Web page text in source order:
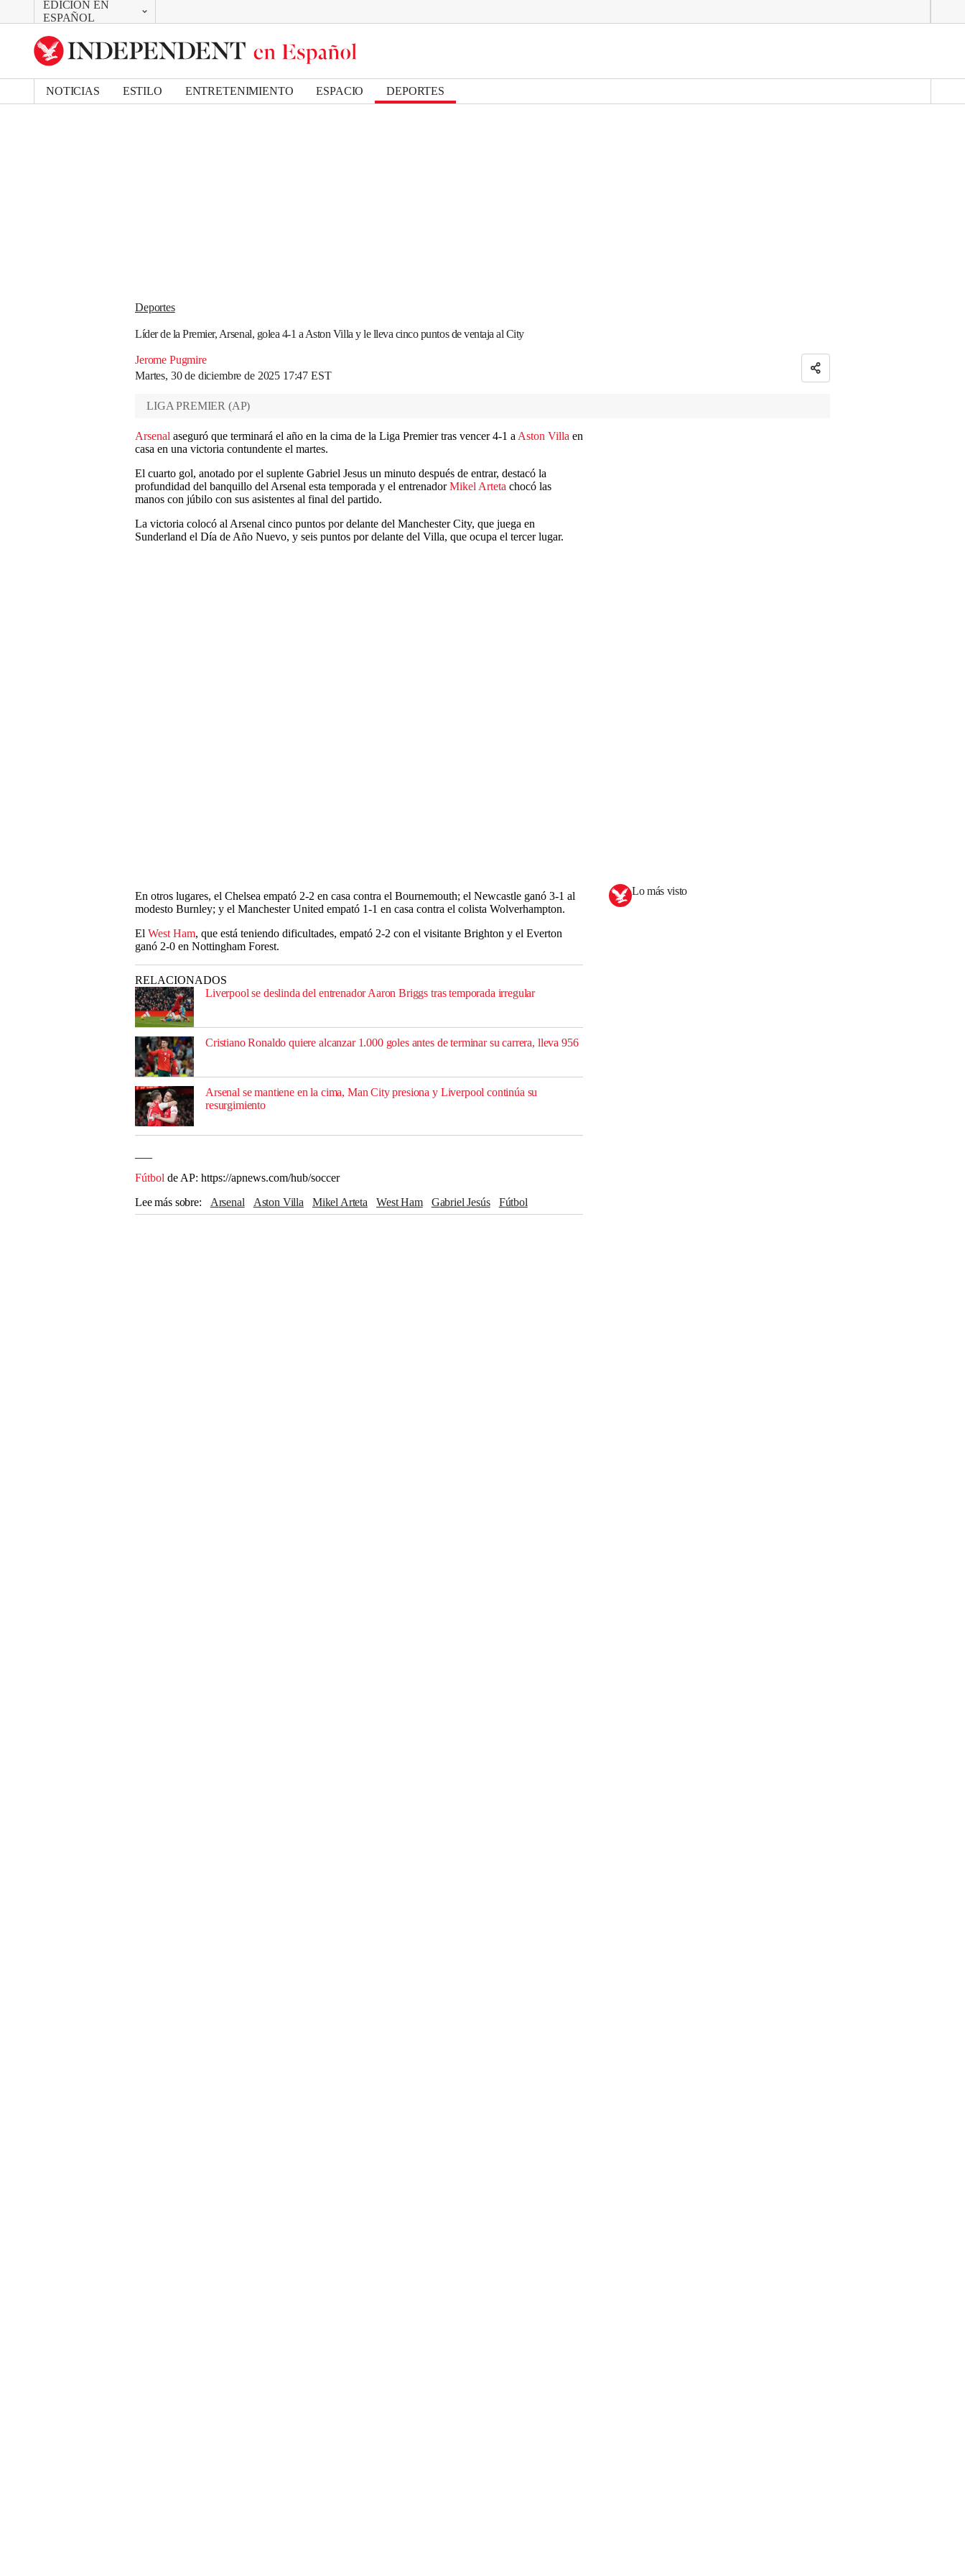
EDICIÓN EN
ESPAÑOL
CAMBIAR
UK Edition
US Edition
NOTICIAS ESTILO ENTRETENIMIENTO ESPACIO DEPORTES
Deportes
Líder de la Premier, Arsenal, golea 4-1 a Aston Villa y le lleva cinco puntos de ventaja al City
Jerome Pugmire
Martes, 30 de diciembre de 2025 17:47 EST
Bookmark popover
Removed from bookmarks
Close popover
LIGA PREMIER (AP)
Arsenal aseguró que terminará el año en la cima de la Liga Premier tras vencer 4-1 a Aston Villa en
casa en una victoria contundente el martes.
El cuarto gol, anotado por el suplente Gabriel Jesus un minuto después de entrar, destacó la
profundidad del banquillo del Arsenal esta temporada y el entrenadorMikel Arteta chocó las
manos con júbilo con sus asistentes al final del partido.
La victoria colocó al Arsenal cinco puntos por delante del Manchester City, que juega en
Sunderland el Día de Año Nuevo, y seis puntos por delante del Villa, que ocupa el tercer lugar.
En otros lugares, el Chelsea empató 2-2 en casa contra el Bournemouth; el Newcastle ganó 3-1 al
modesto Burnley; y el Manchester United empató 1-1 en casa contra el colista Wolverhampton.
El West Ham, que está teniendo dificultades, empató 2-2 con el visitante Brighton y el Everton
ganó 2-0 en Nottingham Forest.
RELACIONADOS
Liverpool se deslinda del entrenador Aaron Briggs tras temporada irregular
Cristiano Ronaldo quiere alcanzar 1.000 goles antes de terminar su carrera, lleva 956
Arsenal se mantiene en la cima, Man City presiona y Liverpool continúa su
resurgimiento
Fútbol de AP: https://apnews.com/hub/soccer
Lee más sobre
Arsenal Aston Villa Mikel Arteta West Ham Gabriel Jesús
Fútbol
Manchester United
Brighton Everton Wolverhampton
Lo más visto